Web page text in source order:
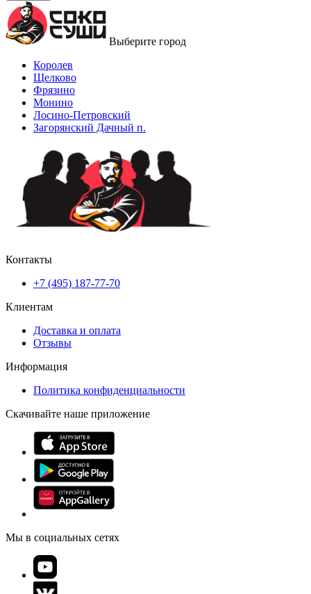
Выберите город
Королев
Щелково
Фрязино
Монино
Лосино-Петровский
Загорянский Дачный п.
Контакты
+7 (495) 187-77-70
Клиентам
Доставка и оплата
Отзывы
Информация
Политика конфиденциальности
Скачивайте наше приложение
Мы в социальных сетях